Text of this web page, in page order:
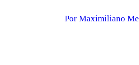
Por Maximiliano